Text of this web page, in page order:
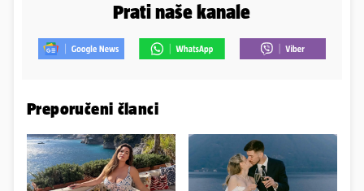
Prati naše kanale
Preporučeni članci